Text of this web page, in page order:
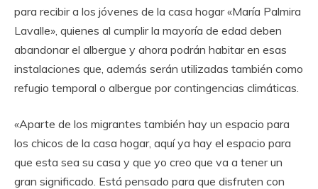
para recibir a los jóvenes de la casa hogar «María Palmira
Lavalle», quienes al cumplir la mayoría de edad deben
abandonar el albergue y ahora podrán habitar en esas
instalaciones que, además serán utilizadas también como
refugio temporal o albergue por contingencias climáticas.
«Aparte de los migrantes también hay un espacio para
los chicos de la casa hogar, aquí ya hay el espacio para
que esta sea su casa y que yo creo que va a tener un
gran significado. Está pensado para que disfruten con